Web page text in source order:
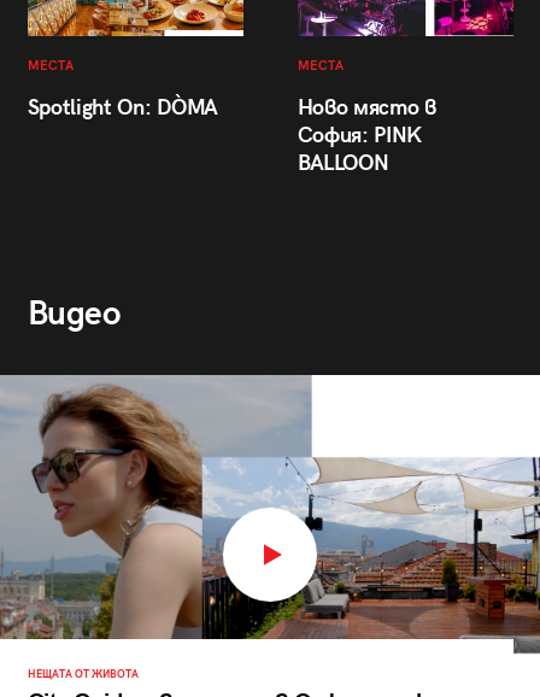
МЕСТА
Spotlight On: DÒMA
МЕСТА
Ново място в
София: PINK
BALLOON
Видео
НЕЩАТА ОТ ЖИВОТА